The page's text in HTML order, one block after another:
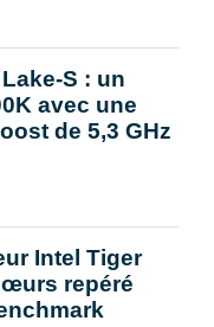
S : un
avec une
de 5,3 GHz
Intel Tiger
repéré